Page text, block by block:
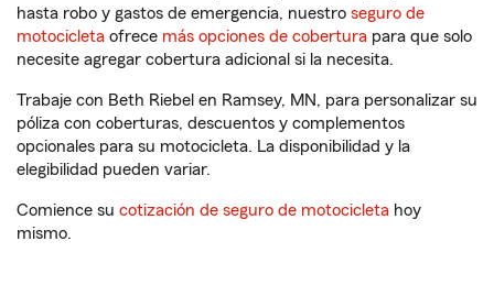
hasta robo y gastos de emergencia, nuestro seguro de
motocicleta ofrece más opciones de cobertura para que solo
necesite agregar cobertura adicional si la necesita.
Trabaje con Beth Riebel en Ramsey, MN, para personalizar su
póliza con coberturas, descuentos y complementos
opcionales para su motocicleta. La disponibilidad y la
elegibilidad pueden variar.
Comience su cotización de seguro de motocicleta hoy
mismo.